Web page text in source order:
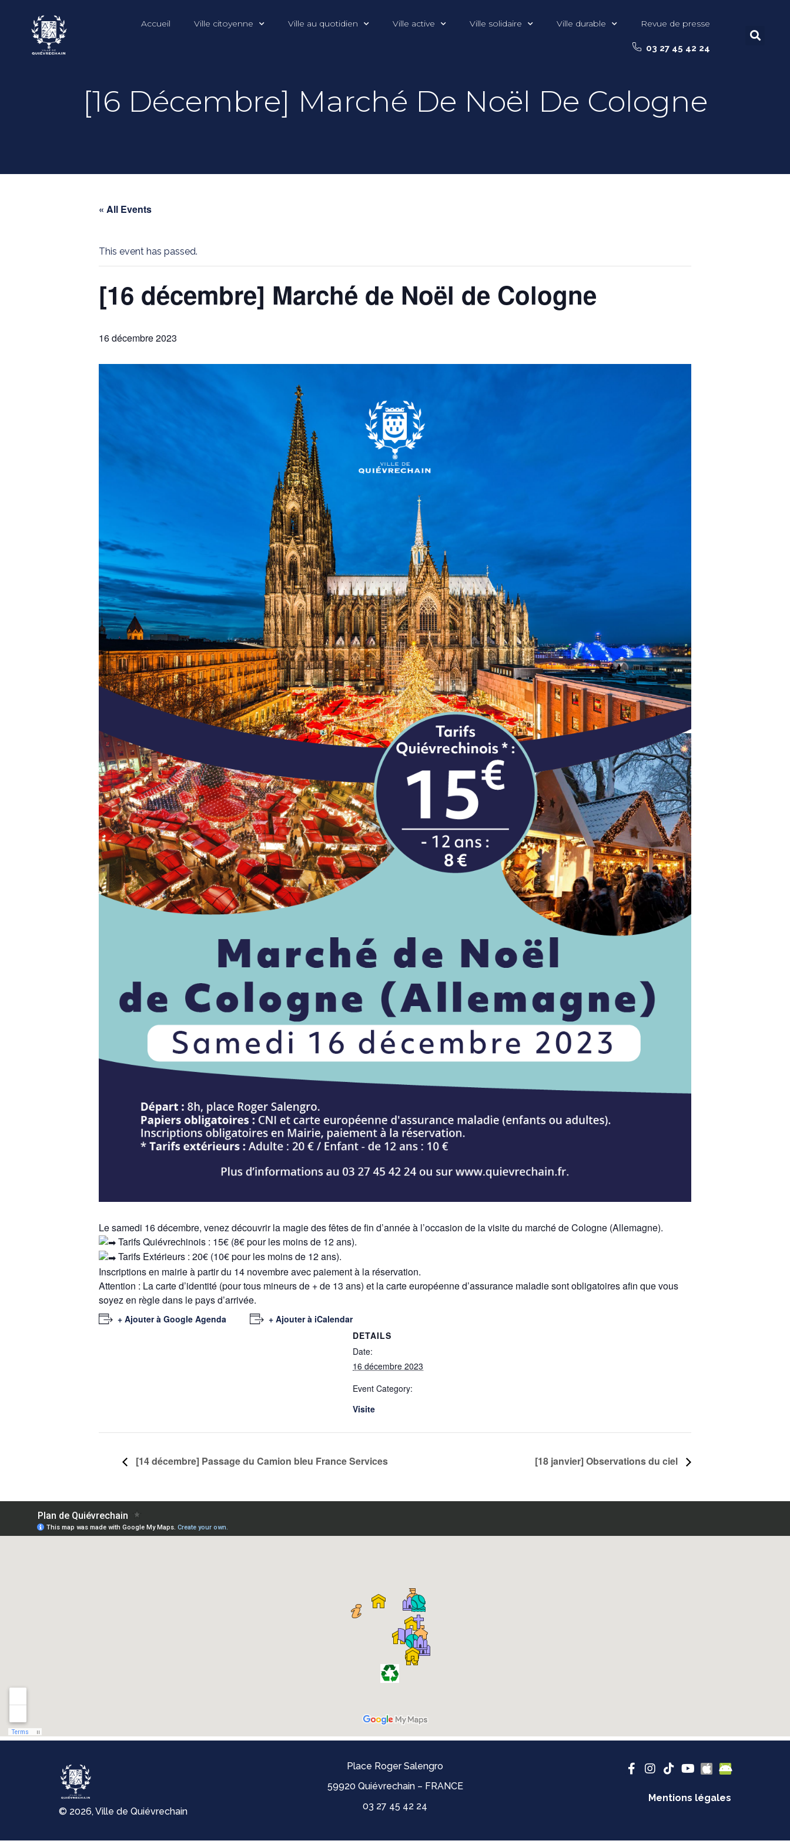
Accueil Ville citoyenne Ville au quotidien Ville active Ville solidaire Ville durable Revue de presse
03 27 45 42 24
[16 Décembre] Marché De Noël De Cologne
« All Events
This event has passed.
[16 décembre] Marché de Noël de Cologne
16 décembre 2023
Le samedi 16 décembre, venez découvrir la magie des fêtes de fin d’année à l’occasion de la visite du marché de Cologne (Allemagne).
Tarifs Quiévrechinois : 15€ (8€ pour les moins de 12 ans).
Tarifs Extérieurs : 20€ (10€ pour les moins de 12 ans).
Inscriptions en mairie à partir du 14 novembre avec paiement à la réservation.
Attention : La carte d’identité (pour tous mineurs de + de 13 ans) et la carte européenne d’assurance maladie sont obligatoires afin que vous
soyez en règle dans le pays d’arrivée.
+ Ajouter à Google Agenda
+ Ajouter à iCalendar
DETAILS
Date:
16 décembre 2023
Event Category:
Visite
[14 décembre] Passage du Camion bleu France Services [18 janvier] Observations du ciel
© 2026, Ville de Quiévrechain
Place Roger Salengro
59920 Quiévrechain – FRANCE
03 27 45 42 24
Mentions légales